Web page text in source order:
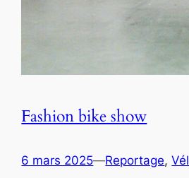
Fashion bike show
6 mars 2025—Reportage,